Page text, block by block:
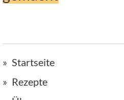
Startseite
Rezepte